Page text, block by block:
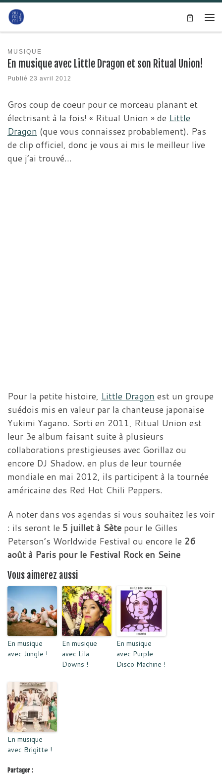
Passer au contenu
MUSIQUE
En musique avec Little Dragon et son Ritual Union!
Publié 23 avril 2012
Gros coup de coeur pour ce morceau planant et
électrisant à la fois! « Ritual Union » de Little
Dragon (que vous connaissez probablement). Pas
de clip officiel, donc je vous ai mis le meilleur live
que j’ai trouvé…
Pour la petite histoire, Little Dragon est un groupe
suédois mis en valeur par la chanteuse japonaise
Yukimi Yagano. Sorti en 2011, Ritual Union est
leur 3e album faisant suite à plusieurs
collaborations prestigieuses avec Gorillaz ou
encore DJ Shadow. en plus de leur tournée
mondiale en mai 2012, ils participent à la tournée
américaine des Red Hot Chili Peppers.
A noter dans vos agendas si vous souhaitez les voir
: ils seront le 5 juillet à Sète pour le Gilles
Peterson’s Worldwide Festival ou encore le 26
août à Paris pour le Festival Rock en Seine
Vous aimerez aussi
En musique
avec Jungle !
En musique
avec Lila
Downs !
En musique
avec Purple
Disco Machine !
En musique
avec Brigitte !
Partager :